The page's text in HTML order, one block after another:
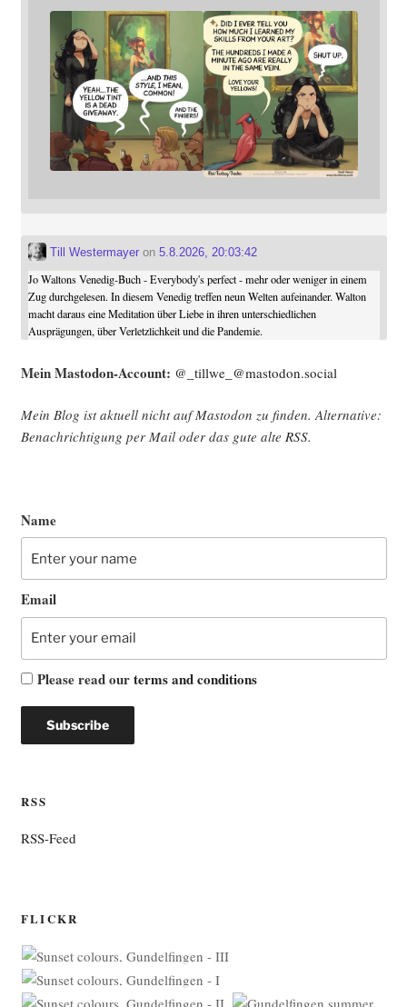
Till Westermayeron 5.8.2026, 20:03:42
Jo Waltons Venedig-Buch - Everybody's perfect - mehr oder weniger in einem
Zug durchgelesen. In diesem Venedig treffen neun Welten aufeinander. Walton
macht daraus eine Meditation über Liebe in ihren unterschiedlichen
Ausprägungen, über Verletzlichkeit und die Pandemie.
Mein Mast­o­don-Account: @_tillwe_@mastodon.social
Mein Blog ist aktu­ell nicht auf Mast­o­don zu fin­den. Alter­na­ti­ve:
Benach­rich­ti­gung per Mail oder das gute alte RSS.
Name
Email
Please read ourterms and conditions
RSS
RSS-Feed
FLICKR